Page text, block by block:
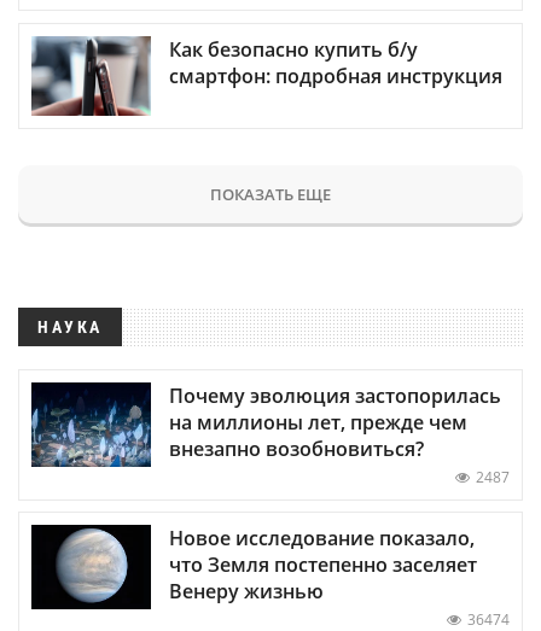
Как безопасно купить б/у
смартфон: подробная инструкция
ПОКАЗАТЬ ЕЩЕ
НАУКА
Почему эволюция застопорилась
на миллионы лет, прежде чем
внезапно возобновиться?
2487
Новое исследование показало,
что Земля постепенно заселяет
Венеру жизнью
36474